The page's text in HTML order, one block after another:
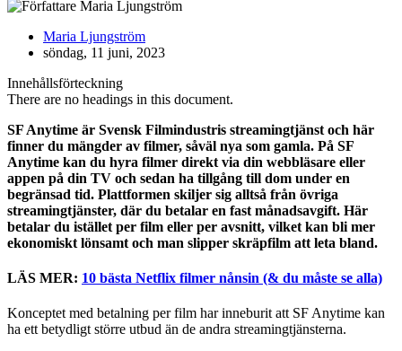
Maria Ljungström
söndag, 11 juni, 2023
Innehållsförteckning
There are no headings in this document.
SF Anytime är Svensk Filmindustris streamingtjänst och här
finner du mängder av filmer, såväl nya som gamla. På SF
Anytime kan du hyra filmer direkt via din webbläsare eller
appen på din TV och sedan ha tillgång till dom under en
begränsad tid. Plattformen skiljer sig alltså från övriga
streamingtjänster, där du betalar en fast månadsavgift. Här
betalar du istället per film eller per avsnitt, vilket kan bli mer
ekonomiskt lönsamt och man slipper skräpfilm att leta bland.
LÄS MER: 10 bästa Netflix filmer nånsin (& du måste se alla)
Konceptet med betalning per film har inneburit att SF Anytime kan
ha ett betydligt större utbud än de andra streamingtjänsterna.